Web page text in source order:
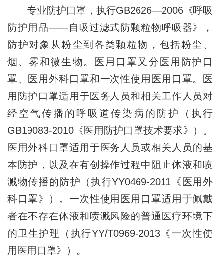
专业防护口罩，执行GB2626—2006《呼吸
防护用品——自吸过滤式防颗粒物呼吸器》，
防护对象从粉尘到各类颗粒物，包括粉尘、
烟、雾和微生物。医用口罩又分医用防护口
罩、医用外科口罩和一次性使用医用口罩。医
用防护口罩适用于医务人员和相关工作人员对
经空气传播的呼吸道传染病的防护（执行
GB19083-2010《医用防护口罩技术要求》）。
医用外科口罩适用于医务人员或相关人员的基
本防护，以及在有创操作过程中阻止体液和喷
溅物传播的防护（执行YY0469-2011《医用外
科口罩》）。一次性使用医用口罩适用于佩戴
者在不存在体液和喷溅风险的普通医疗环境下
的卫生护理（执行YY/T0969-2013《一次性使
用医用口罩》）。